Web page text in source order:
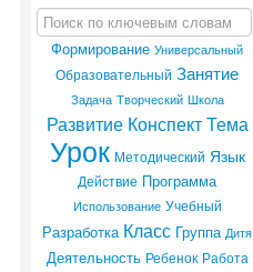
Формирование Универсальный
Образовательный Занятие
Задача Творческий Школа
Развитие КонспектТема
Урок Методический Язык
Действие Программа
Использование Учебный
Разработка Класс Группа Дитя
Деятельность Ребенок Работа